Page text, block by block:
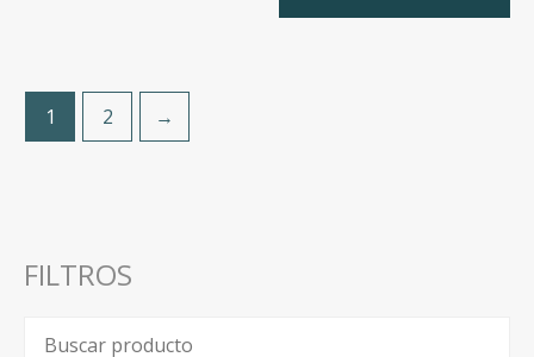
1 2 →
FILTROS